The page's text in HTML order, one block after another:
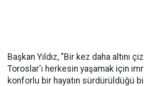
Başkan Yıldız, "Bir kez daha altını
Toroslar'ı herkesin yaşamak için
konforlu bir hayatın sürdürüldüğü